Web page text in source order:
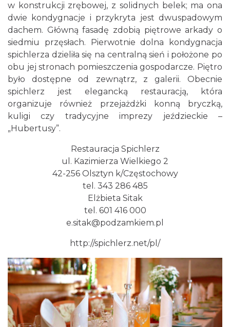
w konstrukcji zrębowej, z solidnych belek; ma ona
dwie kondygnacje i przykryta jest dwuspadowym
dachem. Główną fasadę zdobią piętrowe arkady o
siedmiu przęsłach. Pierwotnie dolna kondygnacja
spichlerza dzieliła się na centralną sień i położone po
obu jej stronach pomieszczenia gospodarcze. Piętro
było dostępne od zewnątrz, z galerii. Obecnie
spichlerz jest elegancką restauracją, która
organizuje również przejażdżki konną bryczką,
kuligi czy tradycyjne imprezy jeździeckie –
„Hubertusy”.
Restauracja Spichlerz
ul. Kazimierza Wielkiego 2
42-256 Olsztyn k/Częstochowy
tel. 343 286 485
Elżbieta Sitak
tel. 601 416 000
e.sitak@podzamkiem.pl
http://spichlerz.net/pl/